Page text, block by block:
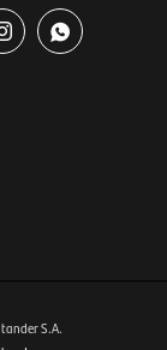

S.A.